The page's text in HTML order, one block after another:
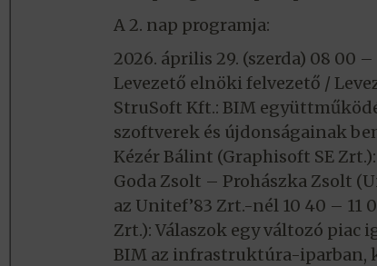
A 2. nap programja:
2026. április 29. (szerda) 08 00
Levezető elnöki felvezető /
StruSoft Kft.: BIM
szoftverek és újdonságainak
Kézér Bálint (Graphisoft SE
Goda Zsolt – Prohászka Zsolt
az Unitef’83 Zrt.-nél 10 40 – 11
Zrt.): Válaszok egy változó piac
BIM az infrastruktúra-iparban,